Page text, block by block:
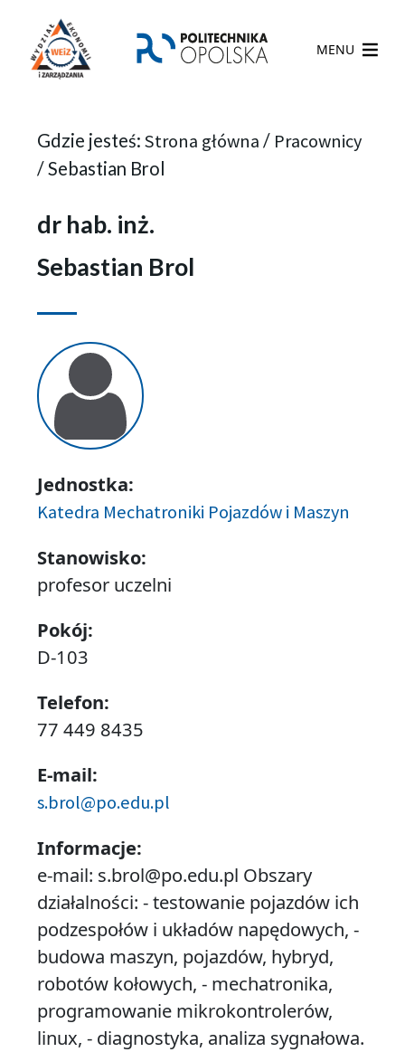
MENU
Gdzie jesteś: Strona główna / Pracownicy
/Sebastian Brol
dr hab. inż.
Sebastian Brol
Jednostka:
Katedra Mechatroniki Pojazdów i Maszyn
Stanowisko:
profesor uczelni
Pokój:
D-103
Telefon:
77 449 8435
E-mail:
s.brol@po.edu.pl
Informacje:
e-mail: s.brol@po.edu.pl Obszary
działalności: - testowanie pojazdów ich
podzespołów i układów napędowych, -
budowa maszyn, pojazdów, hybryd,
robotów kołowych, - mechatronika,
programowanie mikrokontrolerów,
linux, - diagnostyka, analiza sygnałowa.